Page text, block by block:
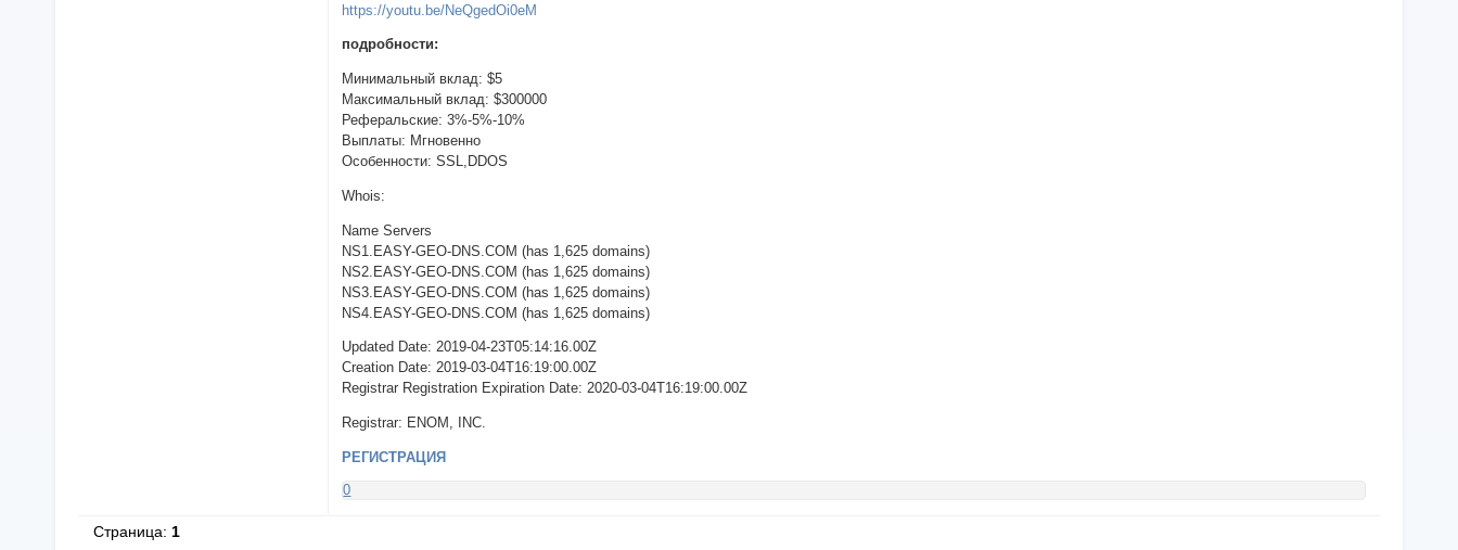
https://youtu.be/NeQgedOi0eM
подробности:
Минимальный вклад: $5
Максимальный вклад: $300000
Реферальские: 3%-5%-10%
Выплаты: Мгновенно
Особенности: SSL,DDOS
Whois:
Name Servers
NS1.EASY-GEO-DNS.COM (has 1,625 domains)
NS2.EASY-GEO-DNS.COM (has 1,625 domains)
NS3.EASY-GEO-DNS.COM (has 1,625 domains)
NS4.EASY-GEO-DNS.COM (has 1,625 domains)
Updated Date: 2019-04-23T05:14:16.00Z
Creation Date: 2019-03-04T16:19:00.00Z
Registrar Registration Expiration Date: 2020-03-04T16:19:00.00Z
Registrar: ENOM, INC.
РЕГИСТРАЦИЯ
0
Страница: 1